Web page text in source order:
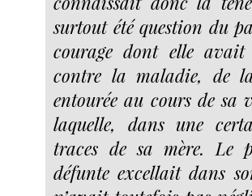
surtout été question du
courage dont elle
contre la maladie, de
entourée au cours de sa
laquelle, dans une
traces de sa mère. Le
défunte excellait dans